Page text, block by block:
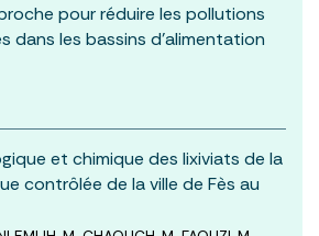
pour réduire les pollutions
dans les bassins d’alimentation
et chimique des lixiviats de la
contrôlée de la ville de Fès au